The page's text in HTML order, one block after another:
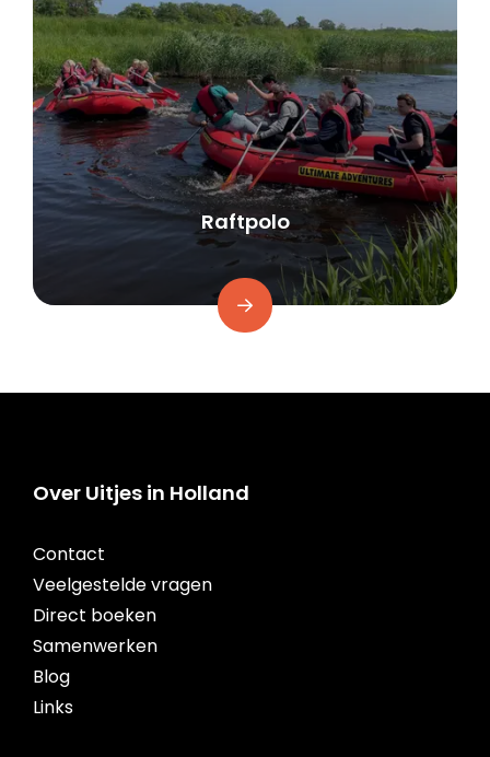
Raftpolo
Over Uitjes in Holland
Contact
Veelgestelde vragen
Direct boeken
Samenwerken
Blog
Links